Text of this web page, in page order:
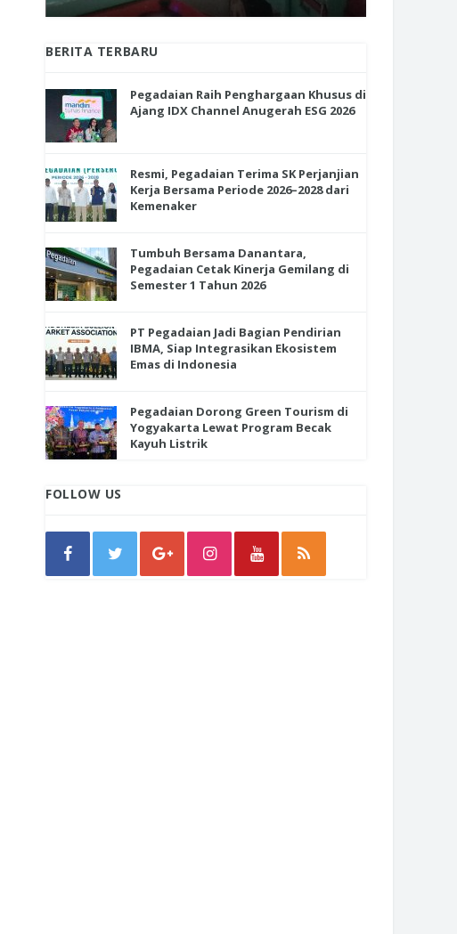
BERITA TERBARU
Pegadaian Raih Penghargaan Khusus di
Ajang IDX Channel Anugerah ESG 2026
Resmi, Pegadaian Terima SK Perjanjian
Kerja Bersama Periode 2026–2028 dari
Kemenaker
Tumbuh Bersama Danantara,
Pegadaian Cetak Kinerja Gemilang di
Semester 1 Tahun 2026
PT Pegadaian Jadi Bagian Pendirian
IBMA, Siap Integrasikan Ekosistem
Emas di Indonesia
Pegadaian Dorong Green Tourism di
Yogyakarta Lewat Program Becak
Kayuh Listrik
FOLLOW US